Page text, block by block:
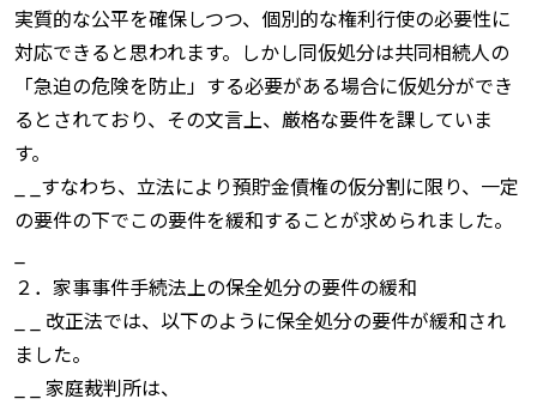
実質的な公平を確保しつつ、個別的な権利行使の必要性に
対応できると思われます。しかし同仮処分は共同相続人の
「急迫の危険を防止」する必要がある場合に仮処分ができ
るとされており、その文言上、厳格な要件を課していま
す。
_ _すなわち、立法により預貯金債権の仮分割に限り、一定
の要件の下でこの要件を緩和することが求められました。
２．家事事件手続法上の保全処分の要件の緩和
_ _ 改正法では、以下のように保全処分の要件が緩和され
ました。
_ _ 家庭裁判所は、